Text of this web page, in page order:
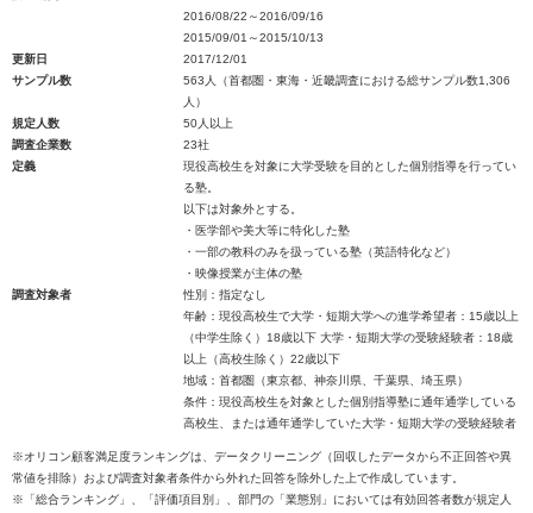
2016/08/22～2016/09/16
2015/09/01～2015/10/13
更新日
2017/12/01
サンプル数
563人（首都圏・東海・近畿調査における総サンプル数1,306
人）
規定人数
50人以上
調査企業数
23社
定義
現役高校生を対象に大学受験を目的とした個別指導を行ってい
る塾。
以下は対象外とする。
・医学部や美大等に特化した塾
・一部の教科のみを扱っている塾（英語特化など）
・映像授業が主体の塾
調査対象者
性別：指定なし
年齢：現役高校生で大学・短期大学への進学希望者：15歳以上
（中学生除く）18歳以下 大学・短期大学の受験経験者：18歳
以上（高校生除く）22歳以下
地域：首都圏（東京都、神奈川県、千葉県、埼玉県）
条件：現役高校生を対象とした個別指導塾に通年通学している
高校生、または通年通学していた大学・短期大学の受験経験者
※オリコン顧客満足度ランキングは、データクリーニング（回収したデータから不正回答や異
常値を排除）および調査対象者条件から外れた回答を除外した上で作成しています。
※「総合ランキング」、「評価項目別」、部門の「業態別」においては有効回答者数が規定人